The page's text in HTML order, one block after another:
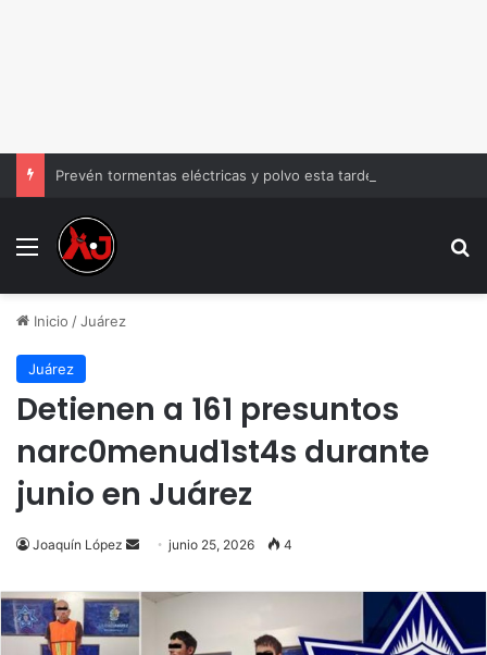
Menu
Inicio /Juárez
Juárez
Detienen a 161 presuntos
narc0menud1st4s durante
junio en Juárez
Joaquín López
Send
email
junio 25, 2026 4